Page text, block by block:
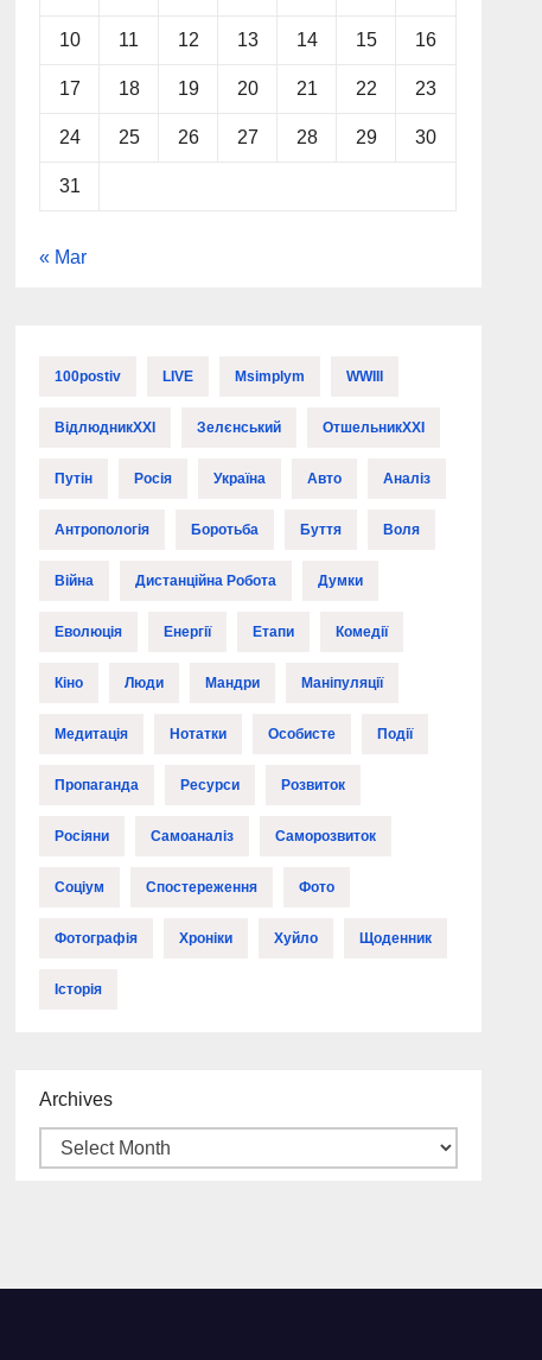
10 11 12 13 14 15 16
17 18 19 20 21 22 23
24 25 26 27 28 29 30
31
« Mar
100postiv LIVE Msimplym WWIII
ВідлюдникXXI Зелєнський ОтшельникXXI
Путін Росія Україна Авто Аналіз
Антропологія Боротьба Буття Воля
Війна Дистанційна Робота Думки
Еволюція Енергії Етапи Комедії
Кіно Люди Мандри Маніпуляції
Медитація Нотатки Особисте Події
Пропаганда Ресурси Розвиток
Росіяни Самоаналіз Саморозвиток
Соціум Спостереження Фото
Фотографія Хроніки Хуйло Щоденник
Історія
Archives